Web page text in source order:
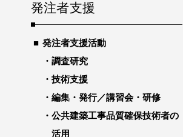
発注者支援
発注者支援活動
調査研究
技術支援
編集・発行／講習会・研修
公共建築工事品質確保技術者の
活用